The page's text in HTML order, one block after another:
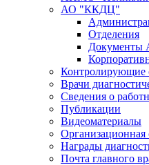
АО "ККДЦ"
Отделения
Документы
Контролирующие
Врачи
Сведения о
Публикации
Видеоматериалы
Организационная
Награды
Почта главного